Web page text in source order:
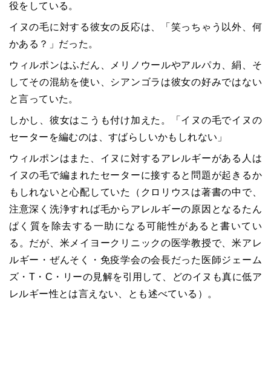
役をしている。
イヌの毛に対する彼女の反応は、「笑っちゃう以外、何
かある？」だった。
ウィルポンはふだん、メリノウールやアルパカ、絹、そ
してその混紡を使い、シアンゴラは彼女の好みではない
と言っていた。
しかし、彼女はこうも付け加えた。「イヌの毛でイヌの
セーターを編むのは、すばらしいかもしれない」
ウィルポンはまた、イヌに対するアレルギーがある人は
イヌの毛で編まれたセーターに接すると問題が起きるか
もしれないと心配していた（クロリウスは著書の中で、
注意深く洗浄すれば毛からアレルギーの原因となるたん
ぱく質を除去する一助になる可能性があると書いてい
る。だが、米メイヨークリニックの医学教授で、米アレ
ルギー・ぜんそく・免疫学会の会長だった医師ジェーム
ズ・T・C・リーの見解を引用して、どのイヌも真に低ア
レルギー性とは言えない、とも述べている）。